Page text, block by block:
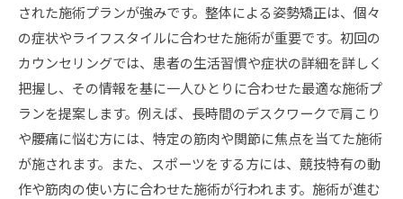
された施術プランが強みです。整体による姿勢矯正は、個々
の症状やライフスタイルに合わせた施術が重要です。初回の
カウンセリングでは、患者の生活習慣や症状の詳細を詳しく
把握し、その情報を基に一人ひとりに合わせた最適な施術プ
ランを提案します。例えば、長時間のデスクワークで肩こり
や腰痛に悩む方には、特定の筋肉や関節に焦点を当てた施術
が施されます。また、スポーツをする方には、競技特有の動
作や筋肉の使い方に合わせた施術が行われます。施術が進む